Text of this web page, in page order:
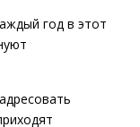
год в этот